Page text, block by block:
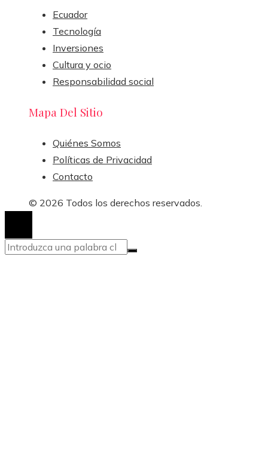
Ecuador
Tecnología
Inversiones
Cultura y ocio
Responsabilidad social
Mapa Del Sitio
Quiénes Somos
Políticas de Privacidad
Contacto
© 2026 Todos los derechos reservados.